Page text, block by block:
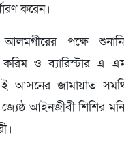
করেন।
পক্ষে
ও ব্যারিস্টার এ
জামায়াত
আইনজীবী শিশির